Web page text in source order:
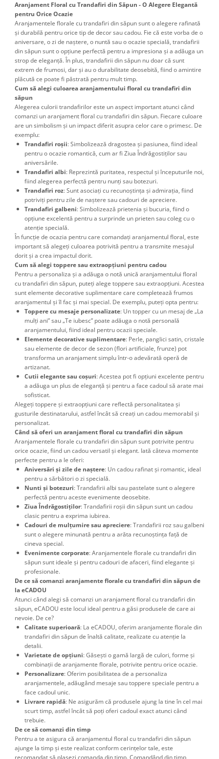
Aranjament Floral cu Trandafiri din Săpun - O Alegere Elegantă
pentru Orice Ocazie
Aranjamentele florale cu trandafiri din săpun sunt o alegere rafinată
și durabilă pentru orice tip de decor sau cadou. Fie că este vorba de o
aniversare, o zi de naștere, o nuntă sau o ocazie specială, trandafirii
din săpun sunt o opțiune perfectă pentru a impresiona și a adăuga un
strop de eleganță. În plus, trandafirii din săpun nu doar că sunt
extrem de frumosi, dar și au o durabilitate deosebită, fiind o amintire
plăcută ce poate fi păstrată pentru mult timp.
Cum să alegi culoarea aranjamentului floral cu trandafiri din
săpun
Alegerea culorii trandafirilor este un aspect important atunci când
comanzi un aranjament floral cu trandafiri din săpun. Fiecare culoare
are un simbolism și un impact diferit asupra celor care o primesc. De
exemplu:
Trandafiri roșii: Simbolizează dragostea și pasiunea, fiind ideal
pentru o ocazie romantică, cum ar fi Ziua Îndrăgostiților sau
aniversările.
Trandafiri albi: Reprezintă puritatea, respectul și începuturile noi,
fiind alegerea perfectă pentru nunți sau botezuri.
Trandafiri roz: Sunt asociați cu recunoștința și admirația, fiind
potriviți pentru zile de naștere sau cadouri de apreciere.
Trandafiri galbeni: Simbolizează prietenia și bucuria, fiind o
opțiune excelentă pentru a surprinde un prieten sau coleg cu o
atenție specială.
În funcție de ocazia pentru care comandați aranjamentul floral, este
important să alegeți culoarea potrivită pentru a transmite mesajul
dorit și a crea impactul dorit.
Cum să alegi toppere sau extraopțiuni pentru cadou
Pentru a personaliza și a adăuga o notă unică aranjamentului floral
cu trandafiri din săpun, puteți alege toppere sau extraopțiuni. Acestea
sunt elemente decorative suplimentare care completează frumos
aranjamentul și îl fac și mai special. De exemplu, puteți opta pentru:
Toppere cu mesaje personalizate: Un topper cu un mesaj de „La
mulți ani” sau „Te iubesc” poate adăuga o notă personală
aranjamentului, fiind ideal pentru ocazii speciale.
Elemente decorative suplimentare: Perle, panglici satin, cristale
sau elemente de decor de sezon (flori artificiale, frunze) pot
transforma un aranjament simplu într-o adevărată operă de
artizanat.
Cutii elegante sau coșuri: Acestea pot fi opțiuni excelente pentru
a adăuga un plus de eleganță și pentru a face cadoul să arate mai
sofisticat.
Alegeți toppere și extraopțiuni care reflectă personalitatea și
gusturile destinatarului, astfel încât să creați un cadou memorabil și
personalizat.
Când să oferi un aranjament floral cu trandafiri din săpun
Aranjamentele florale cu trandafiri din săpun sunt potrivite pentru
orice ocazie, fiind un cadou versatil și elegant. Iată câteva momente
perfecte pentru a le oferi:
Aniversări și zile de naștere: Un cadou rafinat și romantic, ideal
pentru a sărbători o zi specială.
Nunti și botezuri: Trandafirii albi sau pastelate sunt o alegere
perfectă pentru aceste evenimente deosebite.
Ziua Îndrăgostiților: Trandafirii roșii din săpun sunt un cadou
clasic pentru a exprima iubirea.
Cadouri de mulțumire sau apreciere: Trandafirii roz sau galbeni
sunt o alegere minunată pentru a arăta recunoștința față de
cineva special.
Evenimente corporate: Aranjamentele florale cu trandafiri din
săpun sunt ideale și pentru cadouri de afaceri, fiind elegante și
profesionale.
De ce să comanzi aranjamente florale cu trandafiri din săpun de
la eCADOU
Atunci când alegi să comanzi un aranjament floral cu trandafiri din
săpun, eCADOU este locul ideal pentru a găsi produsele de care ai
nevoie. De ce?
Calitate superioară: La eCADOU, oferim aranjamente florale din
trandafiri din săpun de înaltă calitate, realizate cu atenție la
detalii.
Varietate de opțiuni: Găsești o gamă largă de culori, forme și
combinații de aranjamente florale, potrivite pentru orice ocazie.
Personalizare: Oferim posibilitatea de a personaliza
aranjamentele, adăugând mesaje sau toppere speciale pentru a
face cadoul unic.
Livrare rapidă: Ne asigurăm că produsele ajung la tine în cel mai
scurt timp, astfel încât să poți oferi cadoul exact atunci când
trebuie.
De ce să comanzi din timp
Pentru a te asigura că aranjamentul floral cu trandafiri din săpun
ajunge la timp și este realizat conform cerințelor tale, este